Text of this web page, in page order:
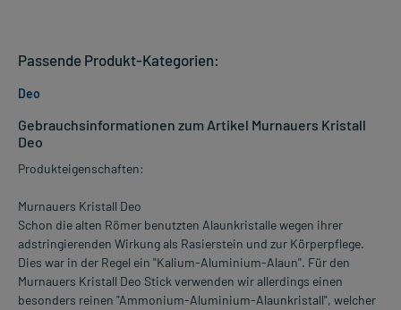
Gebrauchsinformationen zum Artikel Murnauers Kristall
Deo
Produkteigenschaften:
Murnauers Kristall Deo
Schon die alten Römer benutzten Alaunkristalle wegen ihrer
adstringierenden Wirkung als Rasierstein und zur Körperpflege.
Dies war in der Regel ein "Kalium-Aluminium-Alaun". Für den
Murnauers Kristall Deo Stick verwenden wir allerdings einen
besonders reinen "Ammonium-Aluminium-Alaunkristall", welcher
Passende Produkt-Kategorien:
Deo